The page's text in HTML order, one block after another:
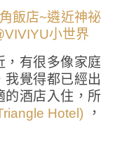
有很多像家庭
覺得都已經出
的酒店入住，所
Hotel)
，